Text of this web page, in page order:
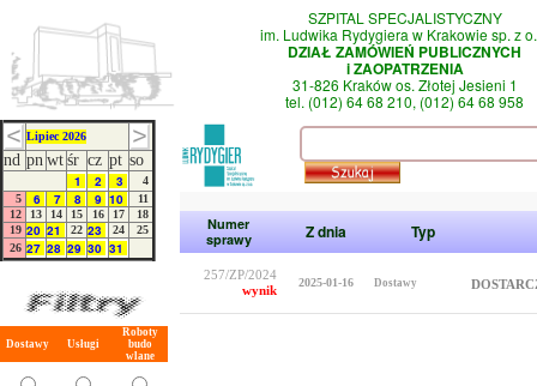
SZPITAL SPECJALISTYCZNY
im. Ludwika Rydygiera w Krakowie sp. z
DZIAŁ ZAMÓWIEŃ PUBLICZNYCH
i ZAOPATRZENIA
31-826 Kraków os. Złotej Jesieni 1
tel. (012) 64 68 210, (012) 64 68 958
Lipiec 2026
nd pn wt śr cz pt so
1 2 3
4
5
6 7 8 9 10
11
12
13 14 15 16 17
18
19 20 21 22 23 24
25
26 27 28 29 30 31
Dostawy Usługi
Roboty
budo
wlane
Numer
sprawy
Z dnia Typ
257/ZP/2024
wynik
2025-01-16 Dostawy